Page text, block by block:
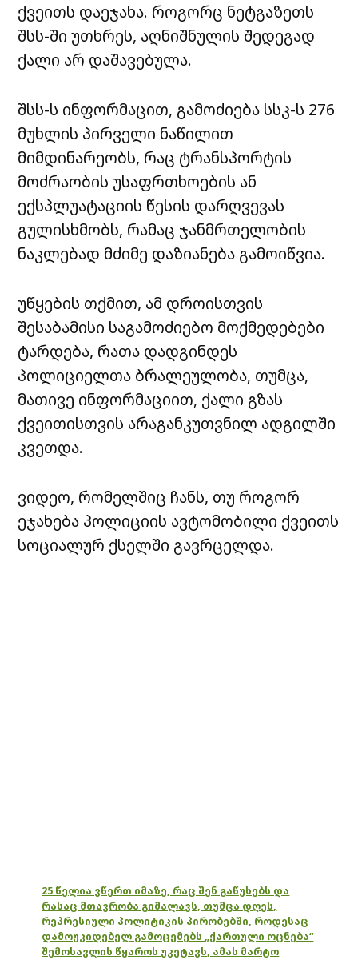
ქვეითს დაეჯახა. როგორც ნეტგაზეთს
შსს-ში უთხრეს, აღნიშნულის შედეგად
ქალი არ დაშავებულა.
შსს-ს ინფორმაცით, გამოძიება სსკ-ს 276
მუხლის პირველი ნაწილით
მიმდინარეობს, რაც ტრანსპორტის
მოძრაობის უსაფრთხოების ან
ექსპლუატაციის წესის დარღვევას
გულისხმობს, რამაც ჯანმრთელობის
ნაკლებად მძიმე დაზიანება გამოიწვია.
უწყების თქმით, ამ დროისთვის
შესაბამისი საგამოძიებო მოქმედებები
ტარდება, რათა დადგინდეს
პოლიციელთა ბრალეულობა, თუმცა,
მათივე ინფორმაციით, ქალი გზას
ქვეითისთვის არაგანკუთვნილ ადგილში
კვეთდა.
ვიდეო, რომელშიც ჩანს, თუ როგორ
ეჯახება პოლიციის ავტომობილი ქვეითს
სოციალურ ქსელში გავრცელდა.
25 წელია ვწერთ იმაზე, რაც შენ გაწუხებს და
რასაც მთავრობა გიმალავს, თუმცა დღეს,
რეპრესიული პოლიტიკის პირობებში, როდესაც
დამოუკიდებელ გამოცემებს „ქართული ოცნება“
შემოსავლის წყაროს უკეტავს, ამას მარტო